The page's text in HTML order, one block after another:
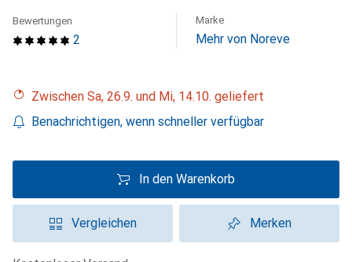
2
Bewertungen Marke
Mehr von Noreve
Zwischen Sa, 26.9. und Mi, 14.10. geliefert
Benachrichtigen, wenn schneller verfügbar
In den Warenkorb
Vergleichen Merken